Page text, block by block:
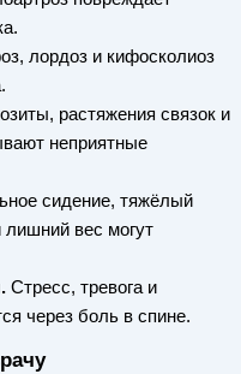
лордоз и кифосколиоз
растяжения связок и
неприятные
сидение, тяжёлый
лишний вес могут
Стресс, тревога и
через боль в спине.